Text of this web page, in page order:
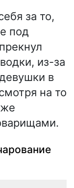
за то,
под
из-за
в
на то